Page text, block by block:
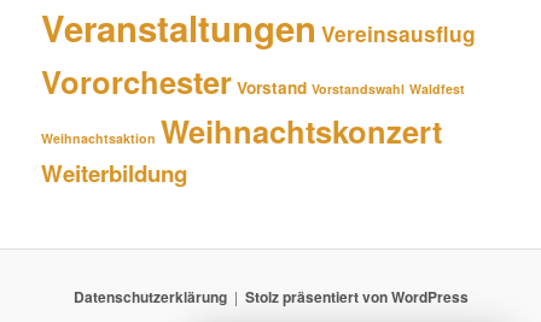
Veranstaltungen Vereinsausflug
Vororchester Vorstand Vorstandswahl Waldfest
Weihnachtsaktion Weihnachtskonzert
Weiterbildung
Datenschutzerklärung Stolz präsentiert von WordPress